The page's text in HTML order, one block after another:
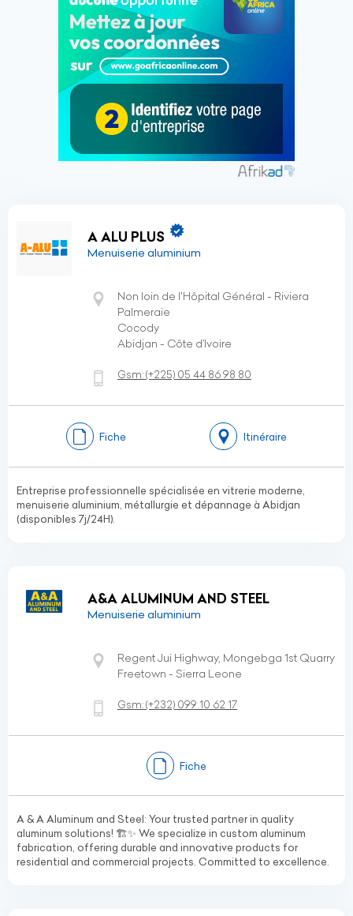
A ALU PLUS
Menuiserie aluminium
Non loin de l'Hôpital Général - Riviera
Palmeraie
Cocody
Abidjan - Côte d’Ivoire
Gsm:(+225) 05 44 86 98 80
Fiche Itinéraire
Entreprise professionnelle spécialisée en vitrerie moderne,
menuiserie aluminium, métallurgie et dépannage à Abidjan
(disponibles 7j/24H).
A&A ALUMINUM AND STEEL
Menuiserie aluminium
Regent Jui Highway, Mongebga 1st Quarry
Freetown - Sierra Leone
Gsm:(+232) 099 10 62 17
Fiche
A & A Aluminum and Steel: Your trusted partner in quality
aluminum solutions! 🏗️✨ We specialize in custom aluminum
fabrication, offering durable and innovative products for
residential and commercial projects. Committed to excellence.